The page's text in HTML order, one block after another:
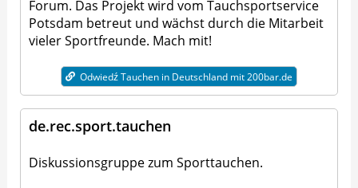
Forum. Das Projekt wird vom Tauchsportservice
Potsdam betreut und wächst durch die Mitarbeit
vieler Sportfreunde. Mach mit!
Odwiedź Tauchen in Deutschland mit 200bar.de
de.rec.sport.tauchen
Diskussionsgruppe zum Sporttauchen.